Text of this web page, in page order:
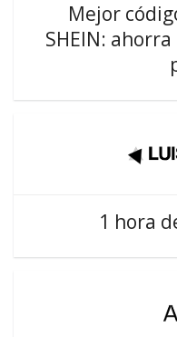
Mejor
SHEIN:
1 hora